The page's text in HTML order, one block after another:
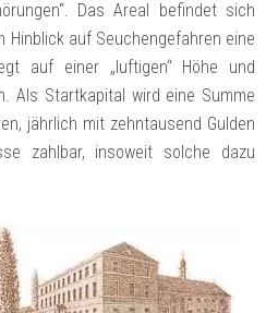
Das Areal befindet sich
Hinblick auf Seuchengefahren eine
auf einer „luftigen“ Höhe und
Als Startkapital wird eine Summe
jährlich mit zehntausend Gulden
zahlbar, insoweit solche dazu